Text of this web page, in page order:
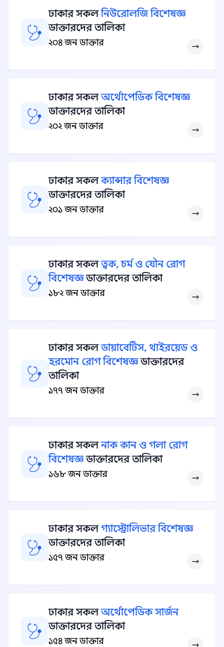
ঢাকার সকলনিউরোলজি বিশেষজ্ঞ
ডাক্তারদের তালিকা
২০৪ জন ডাক্তার
ঢাকার সকলঅর্থোপেডিক বিশেষজ্ঞ
ডাক্তারদের তালিকা
২০২ জন ডাক্তার
ঢাকার সকলক্যান্সার বিশেষজ্ঞ
ডাক্তারদের তালিকা
২০১ জন ডাক্তার
ঢাকার সকলত্বক, চর্ম ও যৌন রোগ
বিশেষজ্ঞডাক্তারদের তালিকা
১৮২ জন ডাক্তার
ঢাকার সকলডায়াবেটিস, থাইরয়েড ও
হরমোন রোগ বিশেষজ্ঞডাক্তারদের
তালিকা
১৭৭ জন ডাক্তার
ঢাকার সকলনাক কান ও গলা রোগ
বিশেষজ্ঞডাক্তারদের তালিকা
১৬৮ জন ডাক্তার
ঢাকার সকলগ্যাস্ট্রোলিভার বিশেষজ্ঞ
ডাক্তারদের তালিকা
১৫৭ জন ডাক্তার
ঢাকার সকলঅর্থোপেডিক সার্জন
ডাক্তারদের তালিকা
১৫৪ জন ডাক্তার